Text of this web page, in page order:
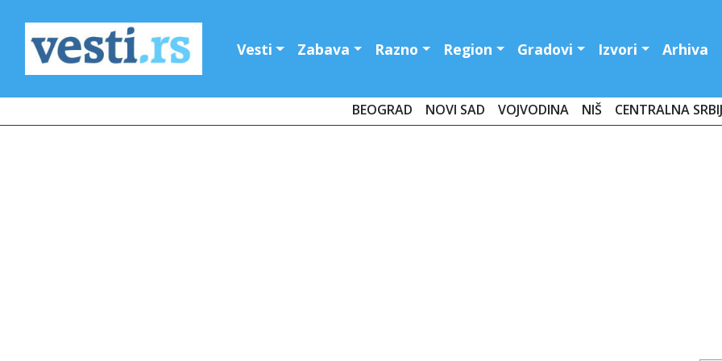
Vesti Zabava Razno Region Gradovi Izvori Arhiva
BEOGRAD NOVI SAD VOJVODINA NIŠ CENTRALNA